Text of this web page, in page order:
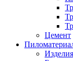
Цемент